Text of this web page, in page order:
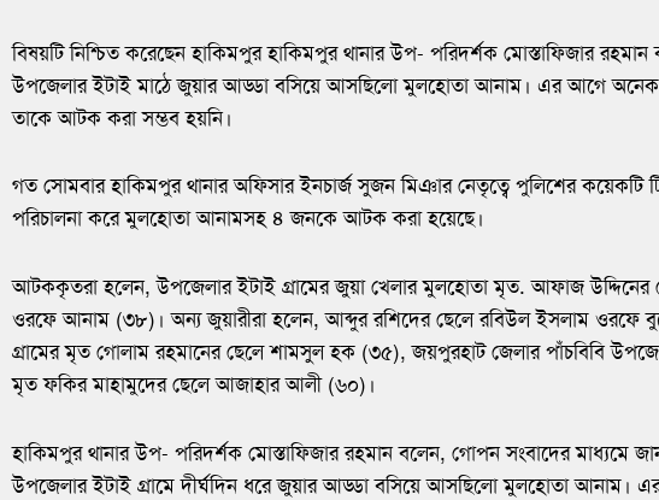
বিষয়টি নিশ্চিত করেছেন হাকিমপুর হাকিমপুর থানার উপ- পরিদর্শক মোস্তাফিজার রহমান
উপজেলার ইটাই মাঠে জুয়ার আড্ডা বসিয়ে আসছিলো মুলহোতা আনাম। এর আগে অনেক
তাকে আটক করা সম্ভব হয়নি।
গত সোমবার হাকিমপুর থানার অফিসার ইনচার্জ সুজন মিঞার নেতৃত্বে পুলিশের কয়েকটি
পরিচালনা করে মুলহোতা আনামসহ ৪ জনকে আটক করা হয়েছে।
আটককৃতরা হলেন, উপজেলার ইটাই গ্রামের জুয়া খেলার মুলহোতা মৃত. আফাজ
ওরফে আনাম (৩৮)। অন্য জুয়ারীরা হলেন, আব্দুর রশিদের ছেলে রবিউল ইসলাম ওরফে
গ্রামের মৃত গোলাম রহমানের ছেলে শামসুল হক (৩৫), জয়পুরহাট জেলার পাঁচবিবি
মৃত ফকির মাহামুদের ছেলে আজাহার আলী (৬০)।
হাকিমপুর থানার উপ- পরিদর্শক মোস্তাফিজার রহমান বলেন, গোপন সংবাদের মাধ্যমে
উপজেলার ইটাই গ্রামে দীর্ঘদিন ধরে জুয়ার আড্ডা বসিয়ে আসছিলো মুলহোতা আনাম।